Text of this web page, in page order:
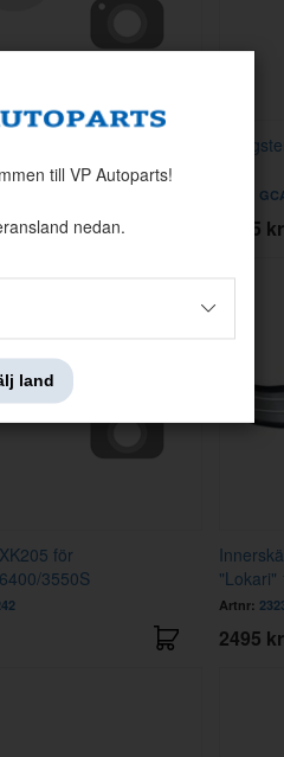
2995 kr
för
3550S
"Lokari"
Artnr:
2495 kr
till VP Autoparts!
nedan.
land